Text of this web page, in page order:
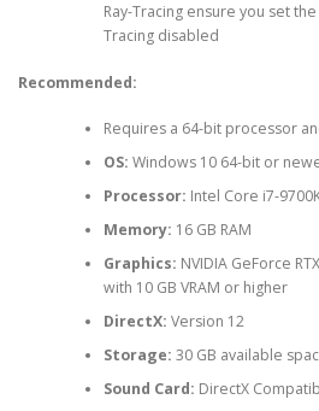
Ray-Tracing ensure you set
Tracing disabled
Recommended:
Requires a 64-bit processor
OS: Windows 10 64-bit or
Processor: Intel Core i7-
Memory: 16 GB RAM
Graphics: NVIDIA GeForce
with 10 GB VRAM or higher
DirectX: Version 12
Storage: 30 GB available
Sound Card: DirectX